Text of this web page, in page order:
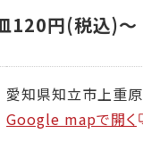
120円(税込)～
愛知県知立市上重
Google mapで開く